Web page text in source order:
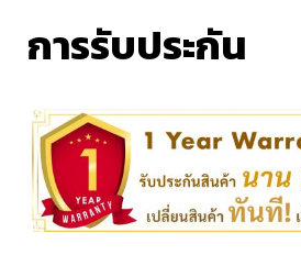
Home
อุปกรณ์
IoT
ผู้
การรับประกัน